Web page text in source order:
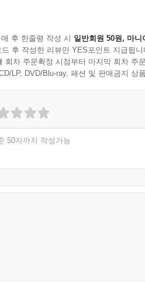
후 한줄평 작성 시 일반회원 50원, 마니
후 작성한 리뷰만 YES포인트 지급됩니
회차 주문확정 시점부터 마지막 회차 주
LP, DVD/Blu-ray, 패션 및 판매금지 상
50자까지 작성가능